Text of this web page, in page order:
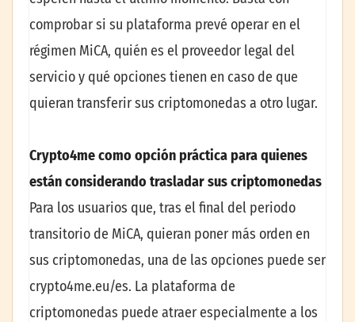
comprobar si su plataforma prevé operar en el
régimen MiCA, quién es el proveedor legal del
servicio y qué opciones tienen en caso de que
quieran transferir sus criptomonedas a otro lugar.
Crypto4me como opción práctica para quienes
están considerando trasladar sus criptomonedas
Para los usuarios que, tras el final del periodo
transitorio de MiCA, quieran poner más orden en
sus criptomonedas, una de las opciones puede ser
crypto4me.eu/es. La plataforma de
criptomonedas puede atraer especialmente a los